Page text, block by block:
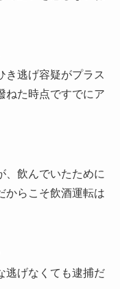
き逃げ容疑がプラス
ねた時点ですでにア
、飲んでいたために
からこそ飲酒運転は
逃げなくても逮捕だ